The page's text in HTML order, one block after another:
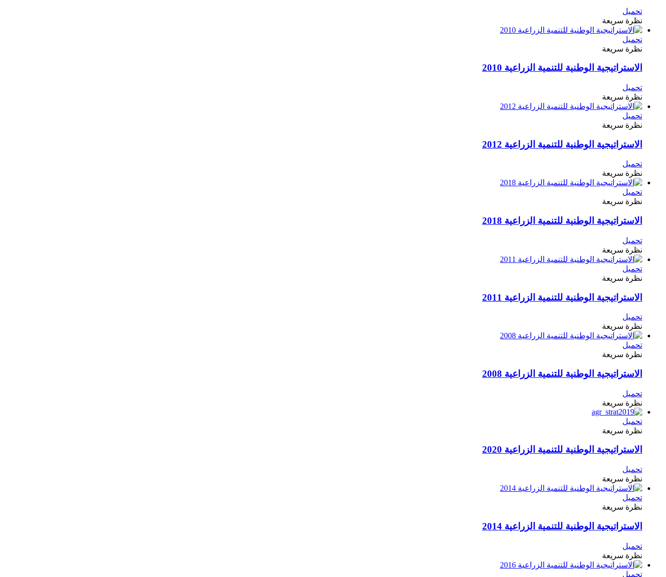
تحميل
نظرة سريعة
تحميل
نظرة سريعة
الاستراتيجية الوطنية للتنمية الزراعية 2010
تحميل
نظرة سريعة
تحميل
نظرة سريعة
الاستراتيجية الوطنية للتنمية الزراعية 2012
تحميل
نظرة سريعة
تحميل
نظرة سريعة
الاستراتيجية الوطنية للتنمية الزراعية 2018
تحميل
نظرة سريعة
تحميل
نظرة سريعة
الاستراتيجية الوطنية للتنمية الزراعية 2011
تحميل
نظرة سريعة
تحميل
نظرة سريعة
الاستراتيجية الوطنية للتنمية الزراعية 2008
تحميل
نظرة سريعة
تحميل
نظرة سريعة
الاستراتيجية الوطنية للتنمية الزراعية 2020
تحميل
نظرة سريعة
تحميل
نظرة سريعة
الاستراتيجية الوطنية للتنمية الزراعية 2014
تحميل
نظرة سريعة
تحميل